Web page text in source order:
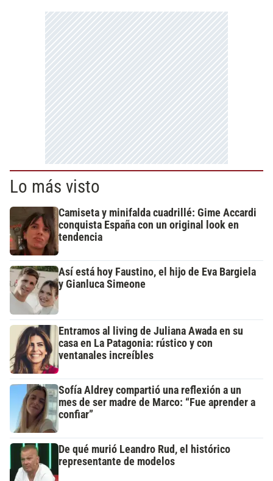
Lo más visto
Camiseta y minifalda cuadrillé: Gime Accardi
conquista España con un original look en
tendencia
Así está hoy Faustino, el hijo de Eva Bargiela
y Gianluca Simeone
Entramos al living de Juliana Awada en su
casa en La Patagonia: rústico y con
ventanales increíbles
Sofía Aldrey compartió una reflexión a un
mes de ser madre de Marco: “Fue aprender a
confiar”
De qué murió Leandro Rud, el histórico
representante de modelos